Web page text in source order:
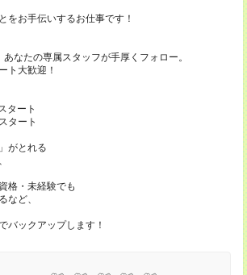
をお手伝いするお仕事です！
なたの専属スタッフが手厚くフォロー。
ト大歓迎！
タート
タート
がとれる
格・未経験でも
など、
バックアップします！